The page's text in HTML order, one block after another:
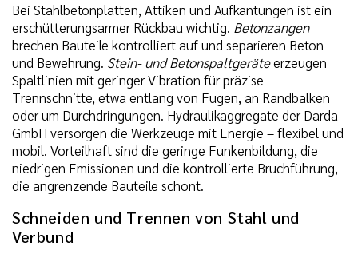
Bei Stahlbetonplatten, Attiken und Aufkantungen ist ein
erschütterungsarmer Rückbau wichtig. Betonzangen
brechen Bauteile kontrolliert auf und separieren Beton
und Bewehrung. Stein- und Betonspaltgeräteerzeugen
Spaltlinien mit geringer Vibration für präzise
Trennschnitte, etwa entlang von Fugen, an Randbalken
oder um Durchdringungen. Hydraulikaggregate der Darda
GmbH versorgen die Werkzeuge mit Energie – flexibel und
mobil. Vorteilhaft sind die geringe Funkenbildung, die
niedrigen Emissionen und die kontrollierte Bruchführung,
die angrenzende Bauteile schont.
Schneiden und Trennen von Stahl und
Verbund